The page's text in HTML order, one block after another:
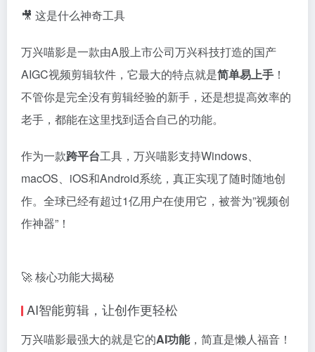
🎥 这是什么神奇工具
万兴喵影是一款由A股上市公司万兴科技打造的国产
AIGC视频剪辑软件，它最大的特点就是简单易上手 ！
不管你是完全没有剪辑经验的新手，还是想提高效率的
老手，都能在这里找到适合自己的功能。
作为一款跨平台工具，万兴喵影支持Windows、
macOS、iOS和Android系统，真正实现了随时随地创
作。全球已经有超过1亿用户在使用它，被誉为”视频创
作神器”！
🚀 核心功能大揭秘
AI智能剪辑，让创作更轻松
万兴喵影最强大的就是它的AI功能，简直是懒人福音！